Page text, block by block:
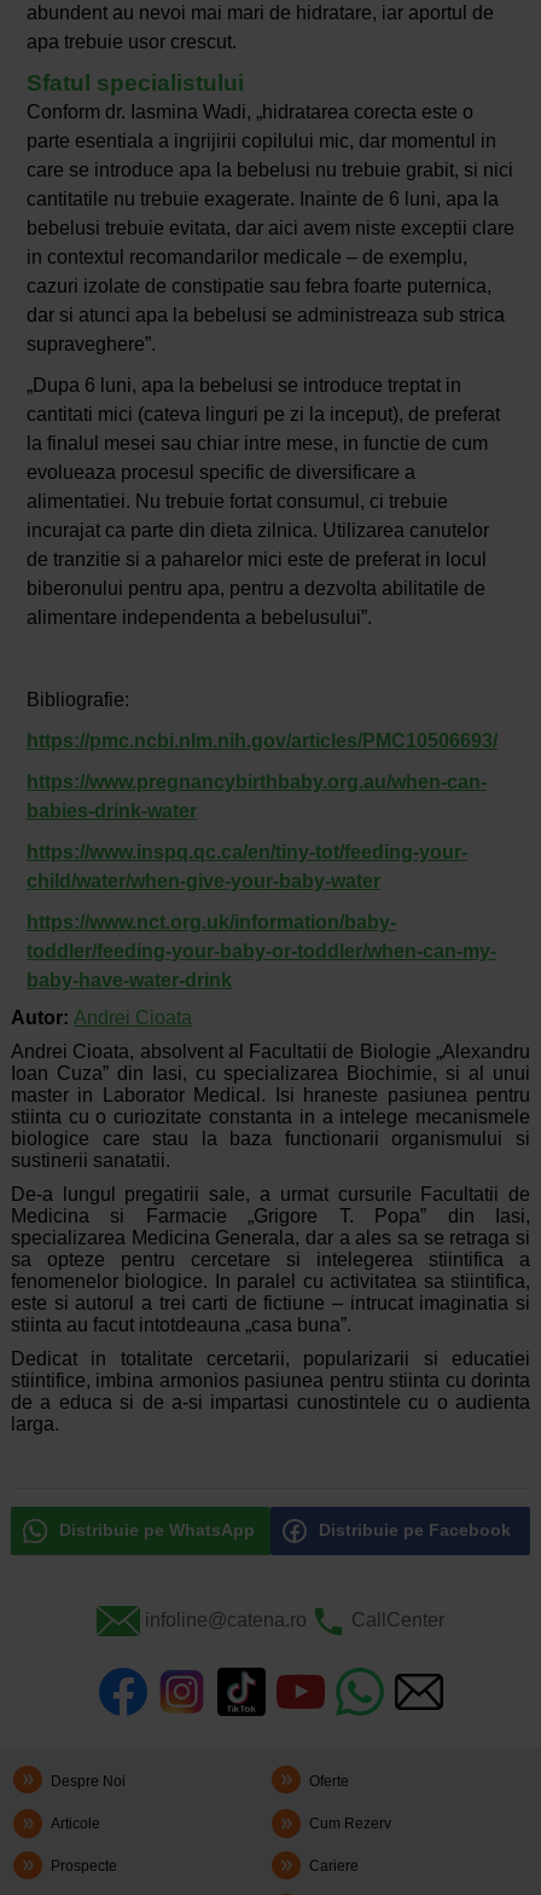
abundent au nevoi mai mari de hidratare, iar aportul de
apa trebuie usor crescut.
Sfatul specialistului
Conform dr. Iasmina Wadi, „hidratarea corecta este o
parte esentiala a ingrijirii copilului mic, dar momentul in
care se introduce apa la bebelusi nu trebuie grabit, si nici
cantitatile nu trebuie exagerate. Inainte de 6 luni, apa la
bebelusi trebuie evitata, dar aici avem niste exceptii clare
in contextul recomandarilor medicale – de exemplu,
cazuri izolate de constipatie sau febra foarte puternica,
dar si atunci apa la bebelusi se administreaza sub strica
supraveghere”.
„Dupa 6 luni, apa la bebelusi se introduce treptat in
cantitati mici (cateva linguri pe zi la inceput), de preferat
la finalul mesei sau chiar intre mese, in functie de cum
evolueaza procesul specific de diversificare a
alimentatiei. Nu trebuie fortat consumul, ci trebuie
incurajat ca parte din dieta zilnica. Utilizarea canutelor
de tranzitie si a paharelor mici este de preferat in locul
biberonului pentru apa, pentru a dezvolta abilitatile de
alimentare independenta a bebelusului”.
Bibliografie:
https://pmc.ncbi.nlm.nih.gov/articles/PMC10506693/
https://www.pregnancybirthbaby.org.au/when-can-
babies-drink-water
https://www.inspq.qc.ca/en/tiny-tot/feeding-your-
child/water/when-give-your-baby-water
https://www.nct.org.uk/information/baby-
toddler/feeding-your-baby-or-toddler/when-can-my-
baby-have-water-drink
Autor: Andrei Cioata
Andrei Cioata, absolvent al Facultatii de Biologie „Alexandru
Ioan Cuza” din Iasi, cu specializarea Biochimie, si al unui
master in Laborator Medical. Isi hraneste pasiunea pentru
stiinta cu o curiozitate constanta in a intelege mecanismele
biologice care stau la baza functionarii organismului si
sustinerii sanatatii.
De-a lungul pregatirii sale, a urmat cursurile Facultatii de
Medicina si Farmacie „Grigore T. Popa” din Iasi,
specializarea Medicina Generala, dar a ales sa se retraga si
sa opteze pentru cercetare si intelegerea stiintifica a
fenomenelor biologice. In paralel cu activitatea sa stiintifica,
este si autorul a trei carti de fictiune – intrucat imaginatia si
stiinta au facut intotdeauna „casa buna”.
Dedicat in totalitate cercetarii, popularizarii si educatiei
stiintifice, imbina armonios pasiunea pentru stiinta cu dorinta
de a educa si de a-si impartasi cunostintele cu o audienta
larga.
Distribuie pe WhatsApp Distribuie pe Facebook
infoline@catena.ro CallCenter
Despre Noi Oferte
Articole Cum Rezerv
Prospecte Cariere